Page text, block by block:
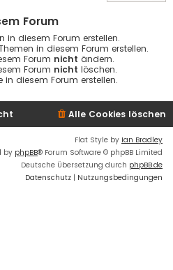
Forum
in diesem Forum erstellen.
in diesem Forum erstellen.
Forum nicht ändern.
Forum nicht löschen.
in diesem Forum erstellen.
Alle Cookies löschen
Flat Style by Ian Bradley
by phpBB® Forum Software © phpBB Limited
Deutsche Übersetzung durch phpBB.de
Datenschutz | Nutzungsbedingungen